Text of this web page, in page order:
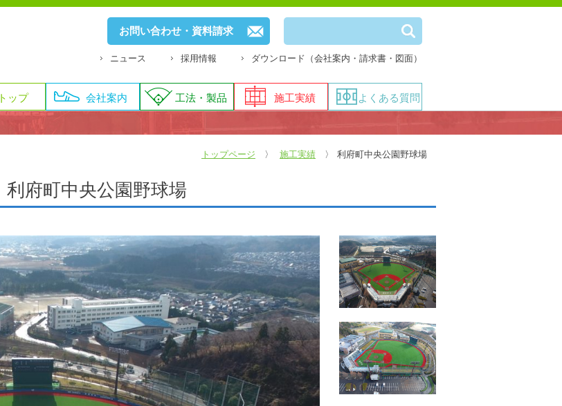
お問い合わせ・資料請求
ニュース 採用情報 ダウンロード（会社案内・請求書・図面）
トップ 会社案内 工法・製品 施工実績 よくある質問
トップページ 施工実績 利府町中央公園野球場
利府町中央公園野球場